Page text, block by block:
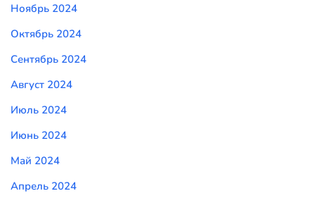
Ноябрь 2024
Октябрь 2024
Сентябрь 2024
Август 2024
Июль 2024
Июнь 2024
Май 2024
Апрель 2024